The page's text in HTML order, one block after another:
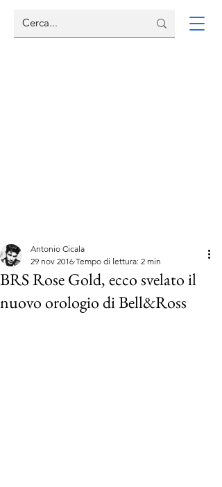
BRS Rose Gold, ecco svelato il
nuovo orologio di Bell&Ross
Antonio Cicala
29 nov 2016 Tempo di lettura: 2 min